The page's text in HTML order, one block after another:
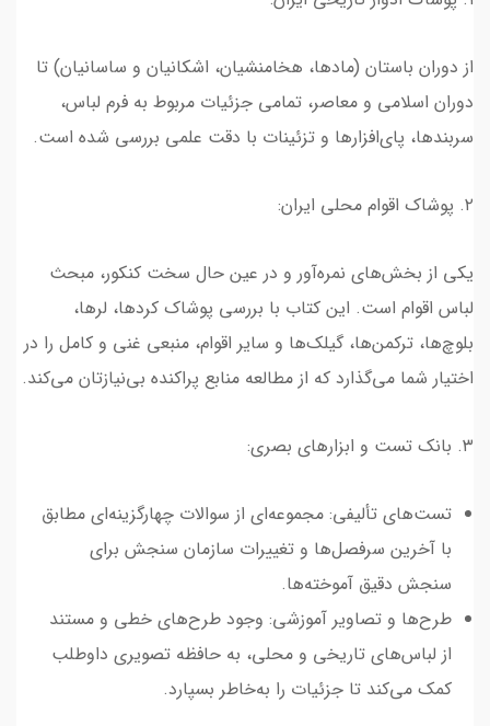
از دوران باستان (مادها، هخامنشیان، اشکانیان و ساسانیان) تا
دوران اسلامی و معاصر، تمامی جزئیات مربوط به فرم لباس،
سربندها، پای‌افزارها و تزئینات با دقت علمی بررسی شده است.
۲. پوشاک اقوام محلی ایران:
یکی از بخش‌های نمره‌آور و در عین حال سخت کنکور، مبحث
لباس اقوام است. این کتاب با بررسی پوشاک کردها، لرها،
بلوچ‌ها، ترکمن‌ها، گیلک‌ها و سایر اقوام، منبعی غنی و کامل را در
اختیار شما می‌گذارد که از مطالعه منابع پراکنده بی‌نیازتان می‌کند.
۳. بانک تست و ابزارهای بصری:
تست‌های تألیفی: مجموعه‌ای از سوالات چهارگزینه‌ای مطابق
با آخرین سرفصل‌ها و تغییرات سازمان سنجش برای
سنجش دقیق آموخته‌ها.
طرح‌ها و تصاویر آموزشی: وجود طرح‌های خطی و مستند
از لباس‌های تاریخی و محلی، به حافظه تصویری داوطلب
کمک می‌کند تا جزئیات را به‌خاطر بسپارد.